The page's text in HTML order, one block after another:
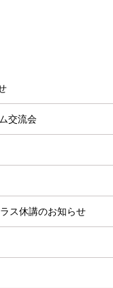
交流会
ス休講のお知らせ